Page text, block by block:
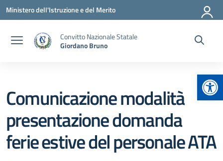
Vai ai contenuti
Vai al menu di navigazione
Vai al footer
Ministero dell'Istruzione e del Merito
Convitto Nazionale Statale
Giordano Bruno
Comunicazione modalità
presentazione domanda
ferie estive del personale ATA